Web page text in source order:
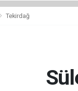
Tekirdağ